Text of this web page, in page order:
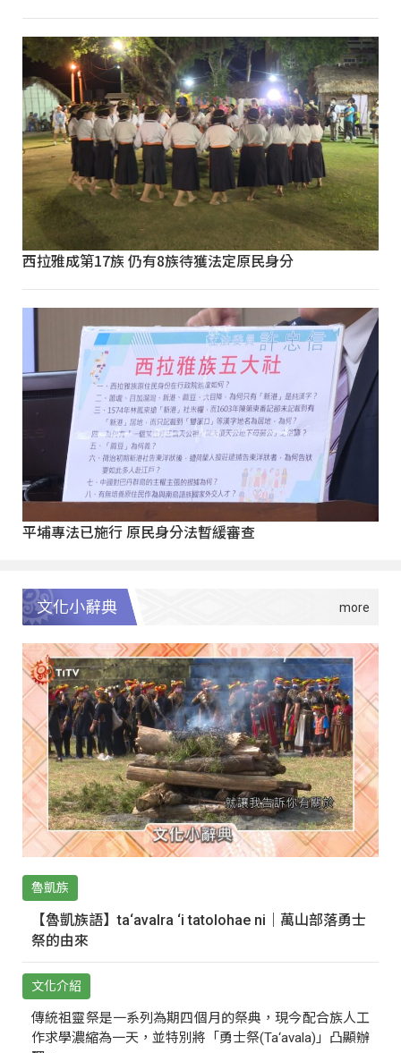
西拉雅成第17族 仍有8族待獲法定原民身分
平埔專法已施行 原民身分法暫緩審查
文化小辭典
魯凱族
【魯凱族語】ta‘avalra ‘i tatolohae ni｜萬山部落勇士
祭的由來
文化介紹
傳統祖靈祭是一系列為期四個月的祭典，現今配合族人工
作求學濃縮為一天，並特別將「勇士祭(Ta‘avala)」凸顯辦